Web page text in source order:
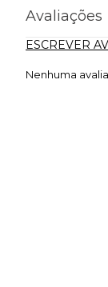
Avaliações
ESCREVER
Nenhuma